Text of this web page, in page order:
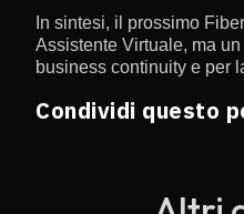
In sintesi, il prossimo
Assistente Virtuale, ma
business continuity e per
Condividi questo